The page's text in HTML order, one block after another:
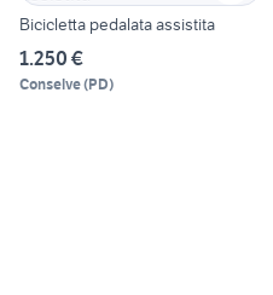
Bicicletta pedalata assistita
1.250 €
Conselve(PD)